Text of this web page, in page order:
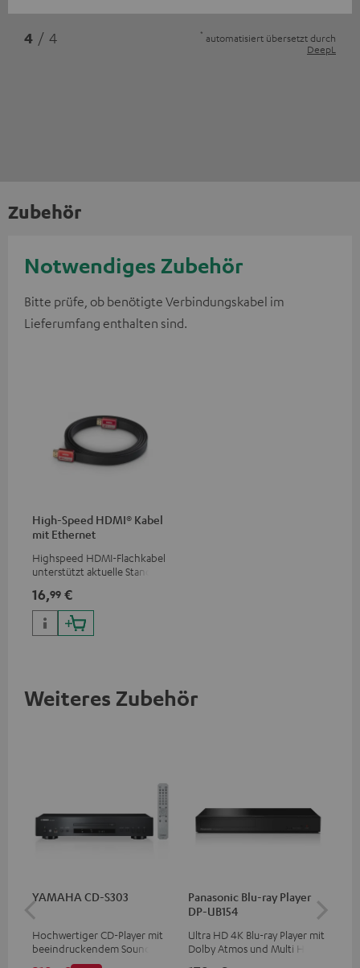
4 / 4 * automatisiert übersetzt durch
DeepL
Zubehör
Notwendiges Zubehör
Bitte prüfe, ob benötigte Verbindungskabel im
Lieferumfang enthalten sind.
High-Speed HDMI® Kabel
mit Ethernet
Highspeed HDMI-Flachkabel
unterstützt aktuelle Standards
16,99 €
Weiteres Zubehör
YAMAHA CD-S303
Hochwertiger CD-Player mit
beeindruckendem Sound und
wertiger Verarbeitung
Panasonic Blu-ray Player
DP-UB154
Ultra HD 4K Blu-ray Player mit
Dolby Atmos und Multi HDR-